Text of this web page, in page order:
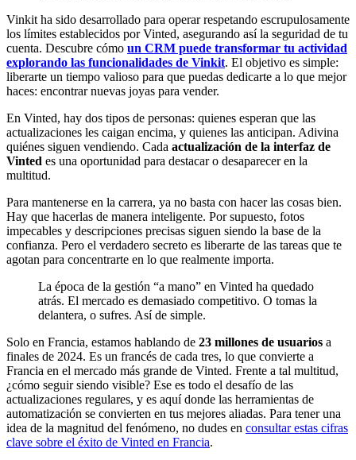
Vinkit ha sido desarrollado para operar respetando escrupulosamente
los límites establecidos por Vinted, asegurando así la seguridad de tu
cuenta. Descubre cómo un CRM puede transformar tu actividad
explorando las funcionalidades de Vinkit. El objetivo es simple:
liberarte un tiempo valioso para que puedas dedicarte a lo que mejor
haces: encontrar nuevas joyas para vender.
En Vinted, hay dos tipos de personas: quienes esperan que las
actualizaciones les caigan encima, y quienes las anticipan. Adivina
quiénes siguen vendiendo. Cada actualización de la interfaz de
Vinted es una oportunidad para destacar o desaparecer en la
multitud.
Para mantenerse en la carrera, ya no basta con hacer las cosas bien.
Hay que hacerlas de manera inteligente. Por supuesto, fotos
impecables y descripciones precisas siguen siendo la base de la
confianza. Pero el verdadero secreto es liberarte de las tareas que te
agotan para concentrarte en lo que realmente importa.
La época de la gestión “a mano” en Vinted ha quedado
atrás. El mercado es demasiado competitivo. O tomas la
delantera, o sufres. Así de simple.
Solo en Francia, estamos hablando de 23 millones de usuarios a
finales de 2024. Es un francés de cada tres, lo que convierte a
Francia en el mercado más grande de Vinted. Frente a tal multitud,
¿cómo seguir siendo visible? Ese es todo el desafío de las
actualizaciones regulares, y es aquí donde las herramientas de
automatización se convierten en tus mejores aliadas. Para tener una
idea de la magnitud del fenómeno, no dudes en consultar estas cifras
clave sobre el éxito de Vinted en Francia.